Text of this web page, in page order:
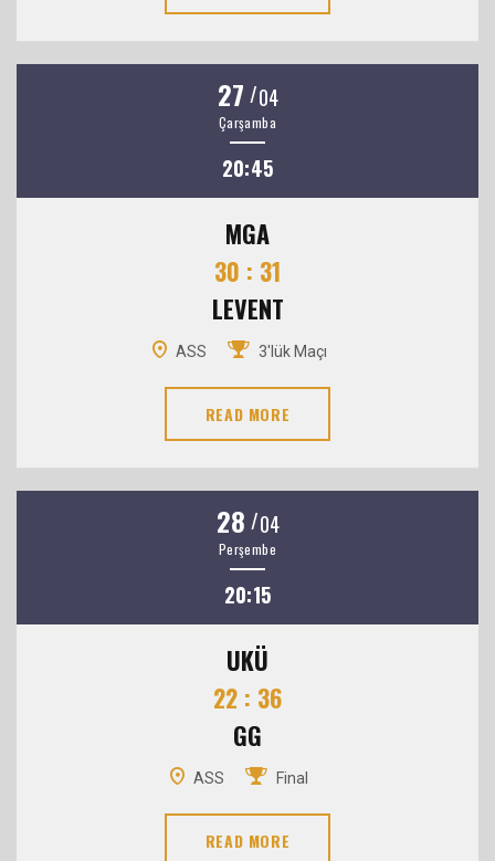
27 /04
Çarşamba
20:45
MGA
30 : 31
LEVENT
ASS 3'lük Maçı
READ MORE
28 /04
Perşembe
20:15
UKÜ
22 : 36
GG
ASS Final
READ MORE